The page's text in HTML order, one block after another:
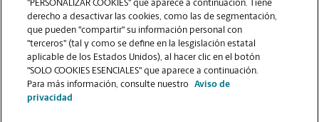
VER LA PÁGINA DE LA TIENDA
"PERSONALIZAR COOKIES" que aparece a continuación. Tiene
derecho a desactivar las cookies, como las de segmentación,
que pueden "compartir" su información personal con
"terceros" (tal y como se define en la lesgislación estatal
aplicable de los Estados Unidos), al hacer clic en el botón
"SOLO COOKIES ESENCIALES" que aparece a continuación.
Para más información, consulte nuestro
Aviso de
privacidad